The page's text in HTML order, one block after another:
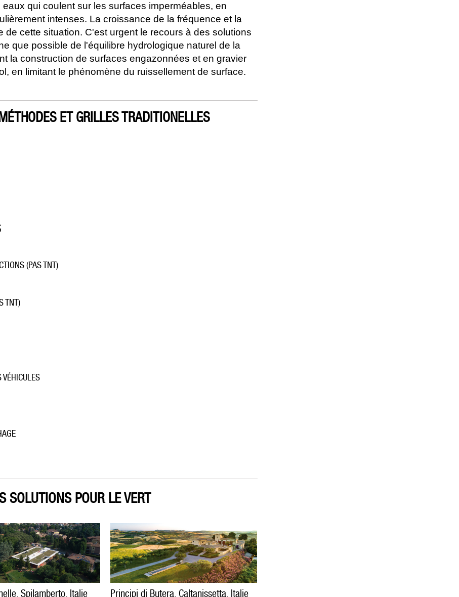
qui coulent sur les surfaces imperméables, en
intenses. La croissance de la fréquence et la
cette situation. C'est urgent le recours à des solutions
que possible de l'équilibre hydrologique naturel de la
la construction de surfaces engazonnées et en gravier
en limitant le phénomène du ruissellement de surface.
ET GRILLES TRADITIONELLES
(PAS TNT)
TNT)
SOLUTIONS POUR LE VERT
Spilamberto, Italie Principi di Butera, Caltanissetta, Italie